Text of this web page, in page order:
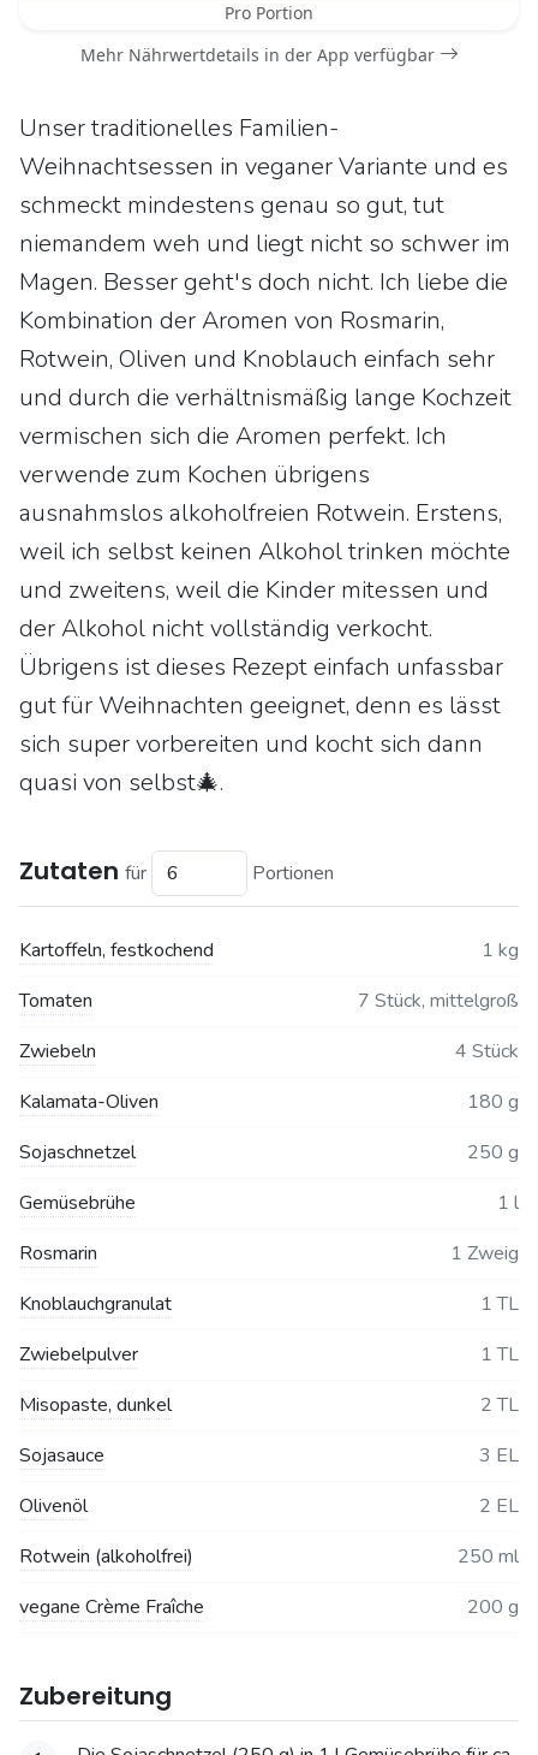
Pro Portion
Mehr Nährwertdetails in der App verfügbar
Unser traditionelles Familien-
Weihnachtsessen in veganer Variante und es
schmeckt mindestens genau so gut, tut
niemandem weh und liegt nicht so schwer im
Magen. Besser geht's doch nicht. Ich liebe die
Kombination der Aromen von Rosmarin,
Rotwein, Oliven und Knoblauch einfach sehr
und durch die verhältnismäßig lange Kochzeit
vermischen sich die Aromen perfekt. Ich
verwende zum Kochen übrigens
ausnahmslos alkoholfreien Rotwein. Erstens,
weil ich selbst keinen Alkohol trinken möchte
und zweitens, weil die Kinder mitessen und
der Alkohol nicht vollständig verkocht.
Übrigens ist dieses Rezept einfach unfassbar
gut für Weihnachten geeignet, denn es lässt
sich super vorbereiten und kocht sich dann
quasi von selbst🎄.
Zutaten für Portionen
Kartoffeln, festkochend
1 kg
Tomaten
7 Stück, mittelgroß
Zwiebeln
4 Stück
Kalamata-Oliven
180 g
Sojaschnetzel
250 g
Gemüsebrühe
1 l
Rosmarin
1 Zweig
Knoblauchgranulat
1 TL
Zwiebelpulver
1 TL
Misopaste, dunkel
2 TL
Sojasauce
3 EL
Olivenöl
2 EL
Rotwein (alkoholfrei)
250 ml
vegane Crème Fraîche
200 g
Zubereitung